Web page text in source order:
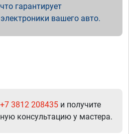
гарантирует
вашего авто.
+7 3812 208435 и получите
консультацию у мастера.